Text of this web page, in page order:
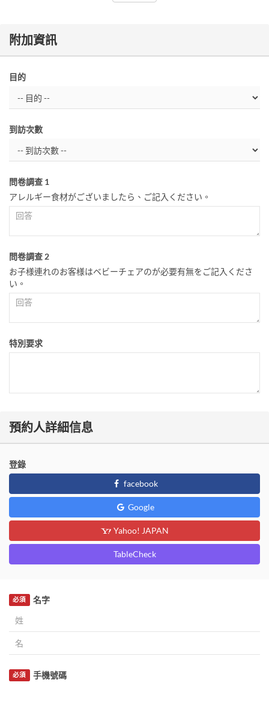
附加資訊
目的
到訪次數
問卷調查 1
アレルギー食材がございましたら、ご記入ください。
問卷調查 2
お子様連れのお客様はベビーチェアのが必要有無をご記入くださ
い。
特別要求
預約人詳細信息
登錄
facebook
Google
Yahoo! JAPAN
TableCheck
名字
必須
手機號碼
必須